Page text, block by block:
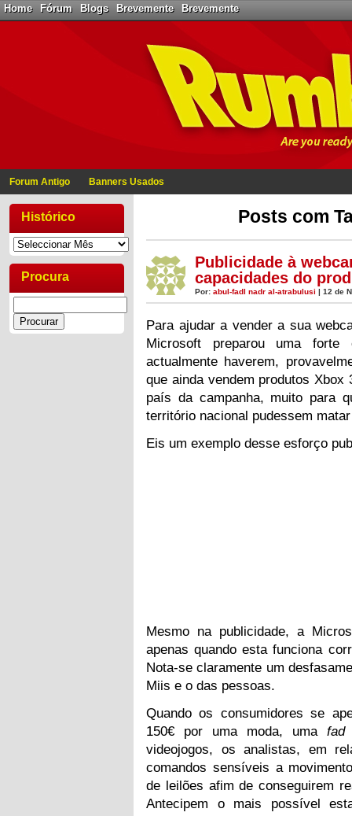
Home Fórum Blogs Brevemente Brevemente
Forum Antigo Banners Usados
Histórico
Procura
Posts com
Publicidade à
capacidades do
Por: abul-fadl nadr al-atrabulusi | 12 de
Para ajudar a vender a sua
Microsoft preparou uma forte
actualmente haverem,
que ainda vendem produtos
país da campanha, muito para
território nacional pudessem
Eis um exemplo desse esforço
Mesmo na publicidade, a
apenas quando esta funciona
Nota-se claramente um
Miis e o das pessoas.
Quando os consumidores se
150€ por uma moda, uma
videojogos, os analistas, em
comandos sensíveis a
de leilões afim de conseguirem
Antecipem o mais possível